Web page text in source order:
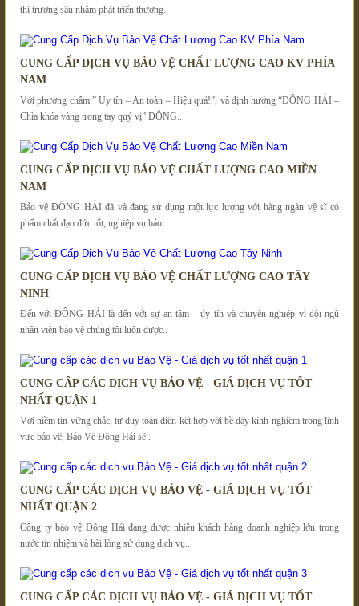
thị trường sâu nhằm phát triển thương..
CUNG CẤP DỊCH VỤ BẢO VỆ CHẤT LƯỢNG CAO KV PHÍA
NAM
Với phương châm ” Uy tín – An toàn – Hiệu quả!”, và định hướng “ĐÔNG HẢI –
Chìa khóa vàng trong tay quý vị” ĐÔNG..
CUNG CẤP DỊCH VỤ BẢO VỆ CHẤT LƯỢNG CAO MIỀN
NAM
Bảo vệ ĐÔNG HẢI đã và đang sử dụng một lực lượng với hàng ngàn vệ sĩ có
phẩm chất đạo đức tốt, nghiệp vụ bảo..
CUNG CẤP DỊCH VỤ BẢO VỆ CHẤT LƯỢNG CAO TÂY
NINH
Đến với ĐÔNG HẢI là đến với sự an tâm – úy tín và chuyên nghiệp vì đội ngũ
nhân viên bảo vệ chúng tôi luôn được..
CUNG CẤP CÁC DỊCH VỤ BẢO VỆ - GIÁ DỊCH VỤ TỐT
NHẤT QUẬN 1
Với niềm tin vững chắc, tư duy toàn diện kết hợp với bề dày kinh nghiệm trong lĩnh
vực bảo vệ, Bảo Vệ Đông Hải sẽ..
CUNG CẤP CÁC DỊCH VỤ BẢO VỆ - GIÁ DỊCH VỤ TỐT
NHẤT QUẬN 2
Công ty bảo vệ Đông Hải đang được nhiều khách hàng doanh nghiệp lớn trong
nước tín nhiệm và hài lòng sử dụng dịch vụ..
CUNG CẤP CÁC DỊCH VỤ BẢO VỆ - GIÁ DỊCH VỤ TỐT